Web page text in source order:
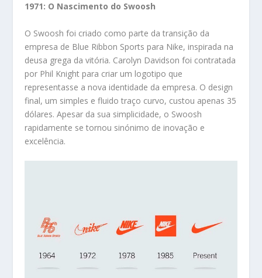
1971: O Nascimento do Swoosh
O Swoosh foi criado como parte da transição da
empresa de Blue Ribbon Sports para Nike, inspirada na
deusa grega da vitória. Carolyn Davidson foi contratada
por Phil Knight para criar um logotipo que
representasse a nova identidade da empresa. O design
final, um simples e fluido traço curvo, custou apenas 35
dólares. Apesar da sua simplicidade, o Swoosh
rapidamente se tornou sinónimo de inovação e
excelência.